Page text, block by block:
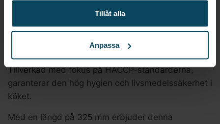
Tillåt alla
Anpassa
Serveringssked ”Kitchen Line”, (l)
Serveringsskeden ”Kitchen Line” är en professionell
och pålitlig köksredskap för effektiv servering.
Tillverkad med fokus på HACCP-standarderna,
garanterar den hög hygien och livsmedelssäkerhet i
köket.
Med en längd på 325 mm erbjuder denna